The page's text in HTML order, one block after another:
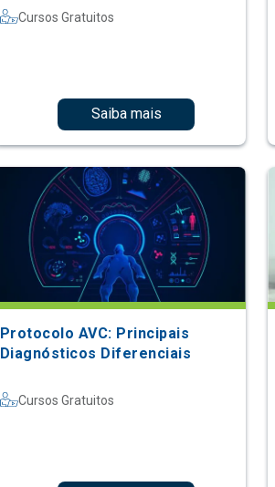
Cursos Gratuitos
Saiba mais
Protocolo AVC: Principais
Diagnósticos Diferenciais
Cursos Gratuitos